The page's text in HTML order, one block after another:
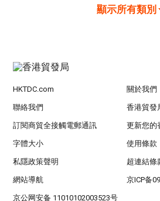
顯示所有類別
HKTDC.com 關於我們
聯絡我們 香港貿發
訂閱商貿全接觸電郵通訊 更新您的
字體大小 使用條款
私隱政策聲明 超連結條
網站導航 京ICP备
京公网安备 11010102003523号